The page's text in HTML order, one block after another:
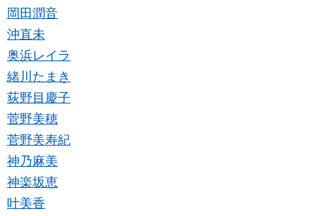
岡田潤音
沖直未
奥浜レイラ
緒川たまき
荻野目慶子
菅野美穂
菅野美寿紀
神乃麻美
神楽坂恵
叶美香